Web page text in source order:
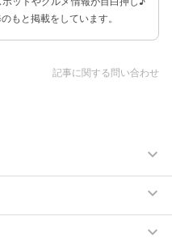
もと掲載をしています。
記事に関する問い合わせ